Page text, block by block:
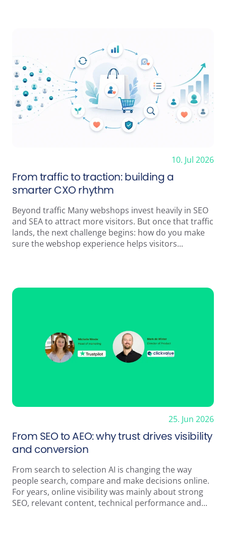
10. Jul 2026
From traffic to traction: building a
smarter CXO rhythm
Beyond traffic Many webshops invest heavily in SEO
and SEA to attract more visitors. But once that traffic
lands, the next challenge begins: how do you make
sure the webshop experience helps visitors...
25. Jun 2026
From SEO to AEO: why trust drives visibility
and conversion
From search to selection AI is changing the way
people search, compare and make decisions online.
For years, online visibility was mainly about strong
SEO, relevant content, technical performance and...